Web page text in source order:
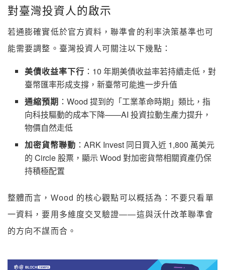
對臺灣投資人的啟示
若通膨確實低於官方資料，聯準會的利率決策基準也可
能需要調整。臺灣投資人可關注以下幾點：
美債收益率下行 ：10 年期美債收益率若持續走低，對
臺幣匯率形成支撐，新臺幣可能進一步升值
通縮預期 ：Wood 提到的「工業革命時期」類比，指
向科技驅動的成本下降——AI 投資拉動生產力提升，
物價自然走低
加密貨幣聯動 ：ARK Invest 同日買入近 1,800 萬美元
的 Circle 股票，顯示 Wood 對加密貨幣相關資產仍保
持積極配置
整體而言，Wood 的核心觀點可以概括為：不要只看單
一資料，要用多維度交叉驗證——這與沃什改革聯準會
的方向不謀而合。